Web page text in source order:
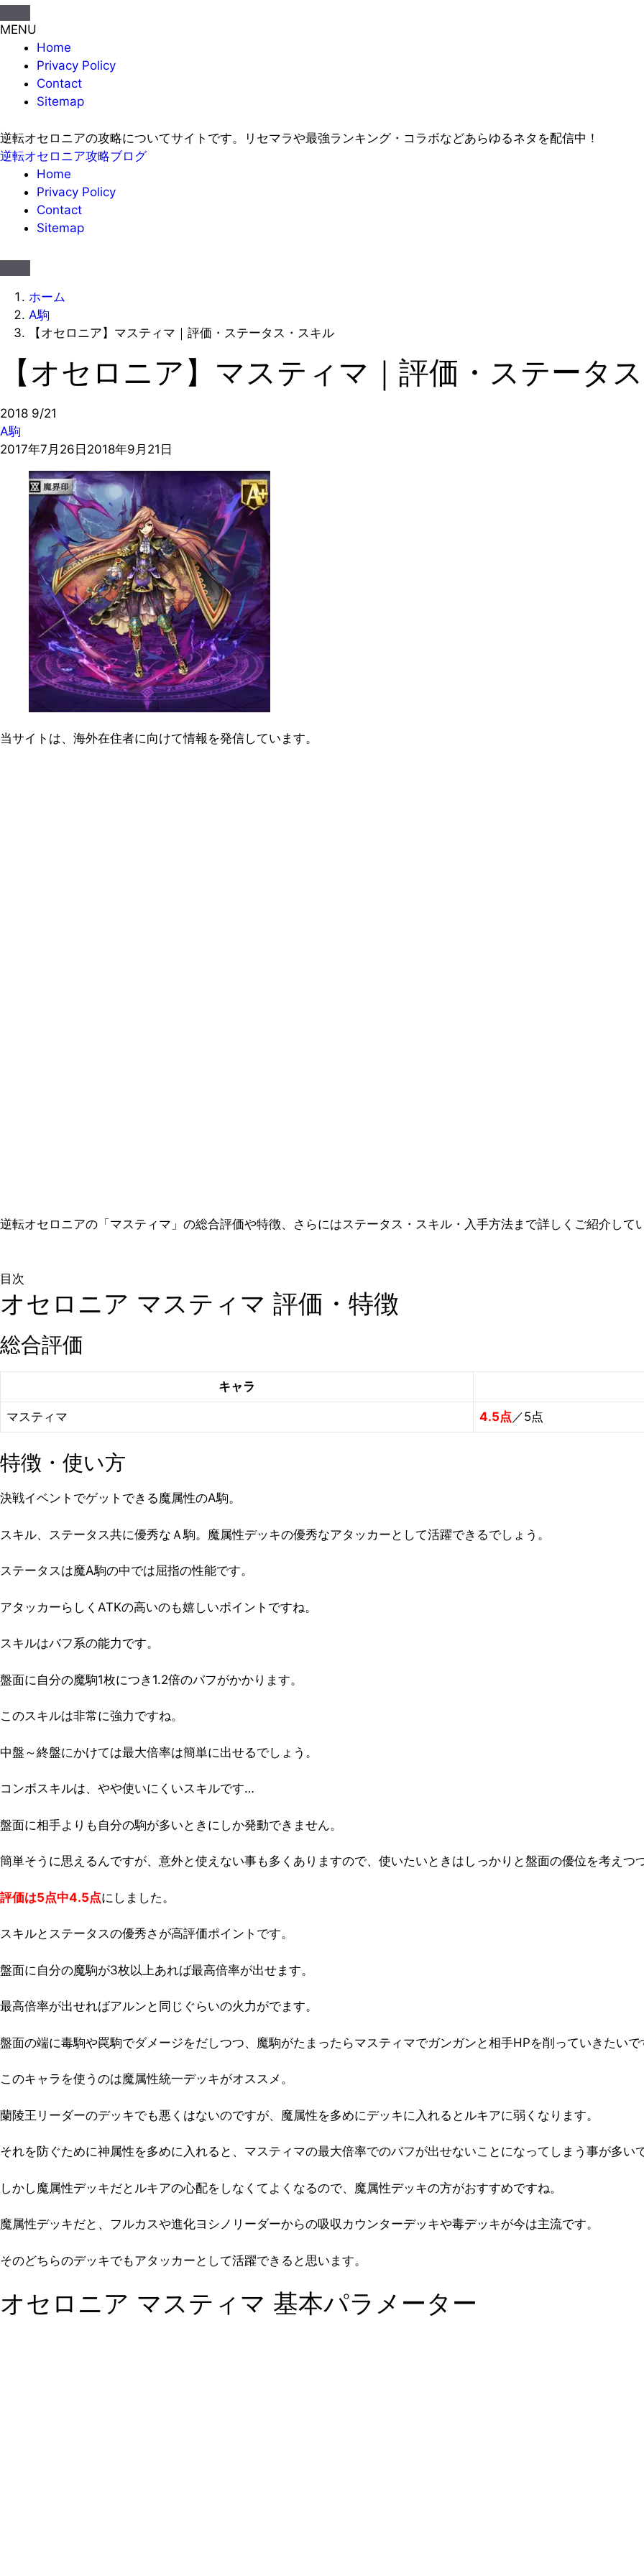
MENU
Home
Privacy Policy
Contact
Sitemap
逆転オセロニアの攻略についてサイトです。リセマラや最強ランキング・コラボなどあらゆるネタを配信中！
逆転オセロニア攻略ブログ
Home
Privacy Policy
Contact
Sitemap
ホーム
A駒
【オセロニア】マスティマ｜評価・ステータス・スキル
【オセロニア】マスティマ｜評価・ステータ
2018 9/21
A駒
2017年7月26日 2018年9月21日
当サイトは、海外在住者に向けて情報を発信しています。
逆転オセロニアの「マスティマ」の総合評価や特徴、さらにはステータス・スキル・入手方法まで詳しくご紹介して
目次
オセロニア マスティマ 評価・特徴
総合評価
キャラ
マスティマ 4.5点 ／5点
特徴・使い方
決戦イベントでゲットできる魔属性のA駒。
スキル、ステータス共に優秀なＡ駒。魔属性デッキの優秀なアタッカーとして活躍できるでしょう。
ステータスは魔A駒の中では屈指の性能です。
アタッカーらしくATKの高いのも嬉しいポイントですね。
スキルはバフ系の能力です。
盤面に自分の魔駒1枚につき1.2倍のバフがかかります。
このスキルは非常に強力ですね。
中盤～終盤にかけては最大倍率は簡単に出せるでしょう。
コンボスキルは、やや使いにくいスキルです…
盤面に相手よりも自分の駒が多いときにしか発動できません。
簡単そうに思えるんですが、意外と使えない事も多くありますので、使いたいときはしっかりと盤面の優位を考えつ
評価は5点中4.5点にしました。
スキルとステータスの優秀さが高評価ポイントです。
盤面に自分の魔駒が3枚以上あれば最高倍率が出せます。
最高倍率が出せればアルンと同じぐらいの火力がでます。
盤面の端に毒駒や罠駒でダメージをだしつつ、魔駒がたまったらマスティマでガンガンと相手HPを削っていきたいで
このキャラを使うのは魔属性統一デッキがオススメ。
蘭陵王リーダーのデッキでも悪くはないのですが、魔属性を多めにデッキに入れるとルキアに弱くなります。
それを防ぐために神属性を多めに入れると、マスティマの最大倍率でのバフが出せないことになってしまう事が多い
しかし魔属性デッキだとルキアの心配をしなくてよくなるので、魔属性デッキの方がおすすめですね。
魔属性デッキだと、フルカスや進化ヨシノリーダーからの吸収カウンターデッキや毒デッキが今は主流です。
そのどちらのデッキでもアタッカーとして活躍できると思います。
オセロニア マスティマ 基本パラメーター